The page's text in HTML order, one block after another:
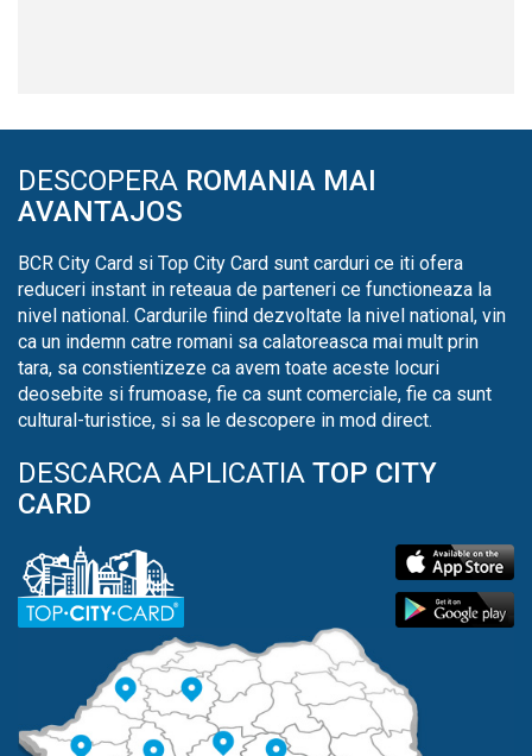
DESCOPERA ROMANIA MAI
AVANTAJOS
BCR City Card si Top City Card sunt carduri ce iti ofera
reduceri instant in reteaua de parteneri ce functioneaza la
nivel national. Cardurile fiind dezvoltate la nivel national, vin
ca un indemn catre romani sa calatoreasca mai mult prin
tara, sa constientizeze ca avem toate aceste locuri
deosebite si frumoase, fie ca sunt comerciale, fie ca sunt
cultural-turistice, si sa le descopere in mod direct.
DESCARCA APLICATIA TOP CITY
CARD